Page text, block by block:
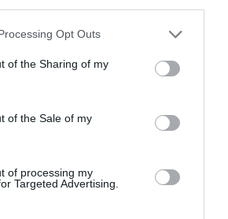
Opt Outs
of the Sharing of my
of the Sale of my
of processing my
Targeted Advertising.
online la scheda con
per favorire la regolare
profughi ucraini in Italia
oggi, 10 marzo: scendo
gli attuali positivi